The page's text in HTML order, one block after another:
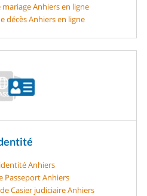
Anhiers en ligne
décès Anhiers en ligne
Anhiers
Passeport Anhiers
Casier judiciaire Anhiers